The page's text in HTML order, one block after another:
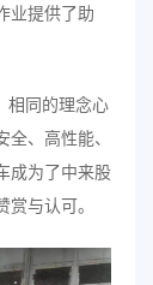
业提供了助
相同的理念心
、高性能、
成为了中来股
与认可。